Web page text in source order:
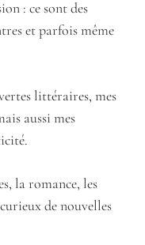
: ce sont des
et parfois même
littéraires, mes
aussi mes
la romance, les
de nouvelles